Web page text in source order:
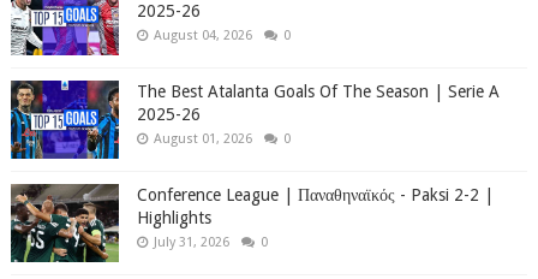
2025-26
August 04, 2026 0
The Best Atalanta Goals Of The Season | Serie A
2025-26
August 01, 2026 0
Conference League | Παναθηναϊκός - Paksi 2-2 |
Highlights
July 31, 2026 0